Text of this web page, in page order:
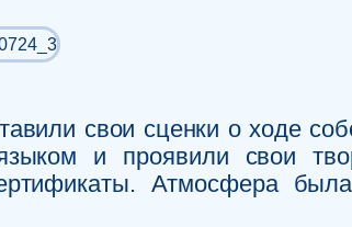
свои сценки о ходе
и проявили свои
Атмосфера